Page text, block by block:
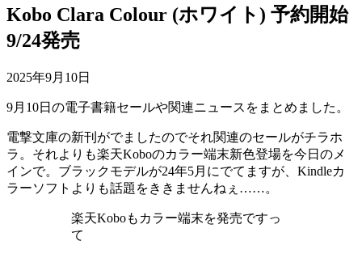
Kobo Clara Colour (ホワイト) 予約開始
9/24発売
2025年9月10日
9月10日の電子書籍セールや関連ニュースをまとめました。
電撃文庫の新刊がでましたのでそれ関連のセールがチラホ
ラ。それよりも楽天Koboのカラー端末新色登場を今日のメ
インで。ブラックモデルが24年5月にでてますが、Kindleカ
ラーソフトよりも話題をききませんねぇ……。
楽天Koboもカラー端末を発売ですっ
て